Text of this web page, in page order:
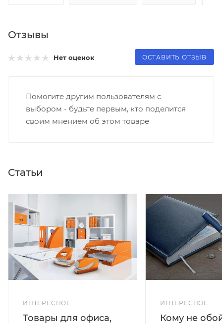
Отзывы
Нет оценок ОСТАВИТЬ ОТЗЫВ
Помогите другим пользователям с
выбором - будьте первым, кто поделится
своим мнением об этом товаре
Статьи
ИНТЕРЕСНОЕ
Товары для офиса,
ИНТЕРЕСНОЕ
Кому не